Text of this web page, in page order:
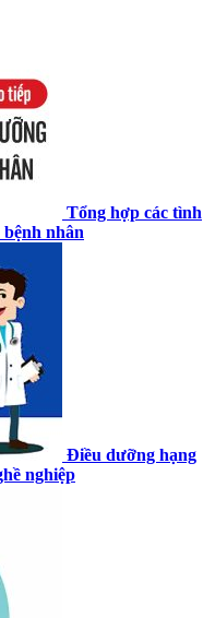
Tổng hợp các tình
nhân
Điều dưỡng hạng
nghiệp